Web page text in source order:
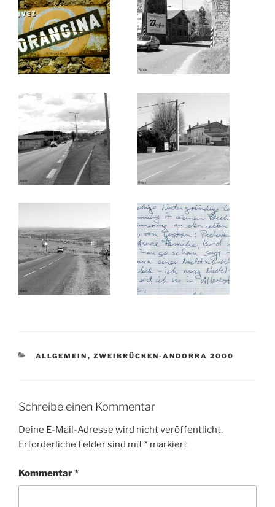
KATEGORIEN
ALLGEMEIN , ZWEIBRÜCKEN-ANDORRA 2000
Schreibe einen Kommentar
Deine E-Mail-Adresse wird nicht veröffentlicht.
Erforderliche Felder sind mit* markiert
Kommentar*